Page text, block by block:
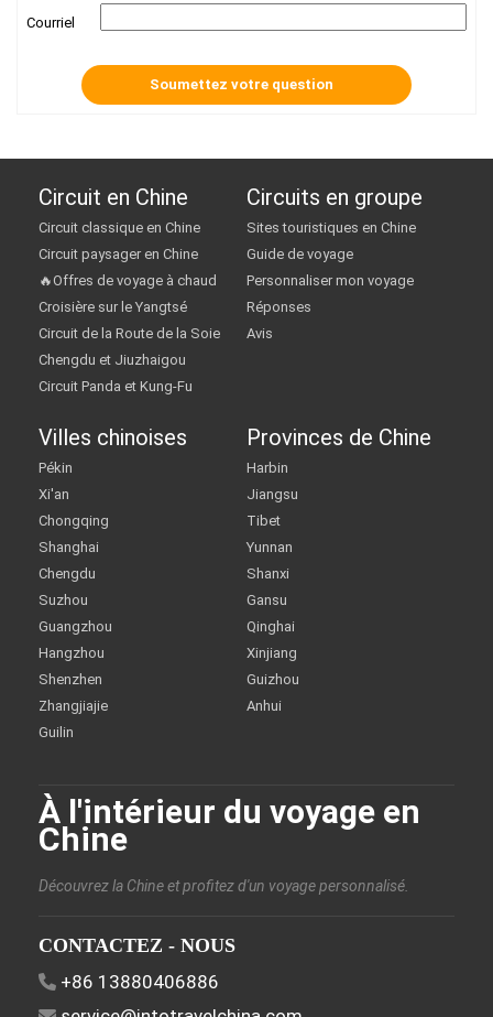
Courriel
Circuit en Chine
Circuit classique en Chine
Circuit paysager en Chine
🔥Offres de voyage à chaud
Croisière sur le Yangtsé
Circuit de la Route de la Soie
Chengdu et Jiuzhaigou
Circuit Panda et Kung-Fu
Circuits en groupe
Sites touristiques en Chine
Guide de voyage
Personnaliser mon voyage
Réponses
Avis
Villes chinoises
Pékin
Xi'an
Chongqing
Shanghai
Chengdu
Suzhou
Guangzhou
Hangzhou
Shenzhen
Zhangjiajie
Guilin
Provinces de Chine
Harbin
Jiangsu
Tibet
Yunnan
Shanxi
Gansu
Qinghai
Xinjiang
Guizhou
Anhui
À l'intérieur du voyage en
Chine
Découvrez la Chine et profitez d'un voyage personnalisé.
CONTACTEZ - NOUS
+86 13880406886